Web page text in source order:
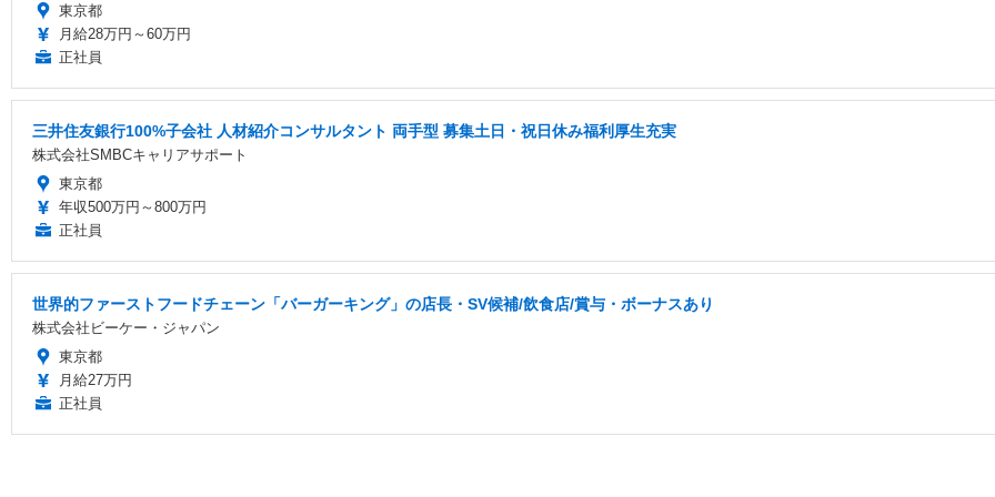
東京都
月給28万円～60万円
正社員
三井住友銀行100%子会社 人材紹介コンサルタント 両手型 募集土日・祝日休み福利厚生充実
株式会社SMBCキャリアサポート
東京都
年収500万円～800万円
正社員
世界的ファーストフードチェーン「バーガーキング」の店長・SV候補/飲食店/賞与・ボーナスあり
株式会社ビーケー・ジャパン
東京都
月給27万円
正社員